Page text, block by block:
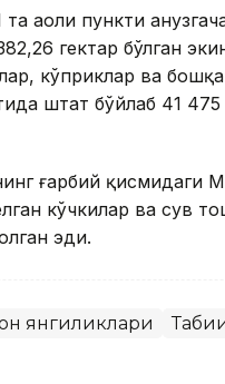
аҳоли пункти
гектар бўлган
кўприклар ва
штат бўйлаб 41
ғарбий қисмидаги
кўчкилар ва сув
эди.
янгиликлари